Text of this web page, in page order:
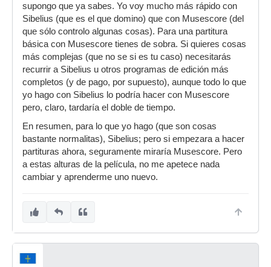
supongo que ya sabes. Yo voy mucho más rápido con
Sibelius (que es el que domino) que con Musescore (del
que sólo controlo algunas cosas). Para una partitura
básica con Musescore tienes de sobra. Si quieres cosas
más complejas (que no se si es tu caso) necesitarás
recurrir a Sibelius u otros programas de edición más
completos (y de pago, por supuesto), aunque todo lo que
yo hago con Sibelius lo podría hacer con Musescore
pero, claro, tardaría el doble de tiempo.
En resumen, para lo que yo hago (que son cosas
bastante normalitas), Sibelius; pero si empezara a hacer
partituras ahora, seguramente miraría Musescore. Pero
a estas alturas de la película, no me apetece nada
cambiar y aprenderme uno nuevo.